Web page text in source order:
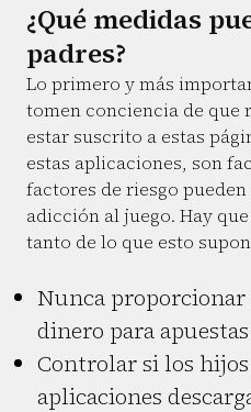
¿Qué medidas
padres?
Lo primero y más
tomen conciencia de que
estar suscrito a estas
estas aplicaciones, son
factores de riesgo
adicción al juego. Hay
tanto de lo que esto
Nunca proporcionar
dinero para
Controlar si los
aplicaciones